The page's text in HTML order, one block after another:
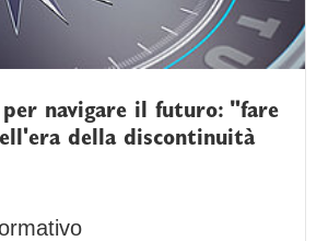
navigare il futuro: "fare
della discontinuità